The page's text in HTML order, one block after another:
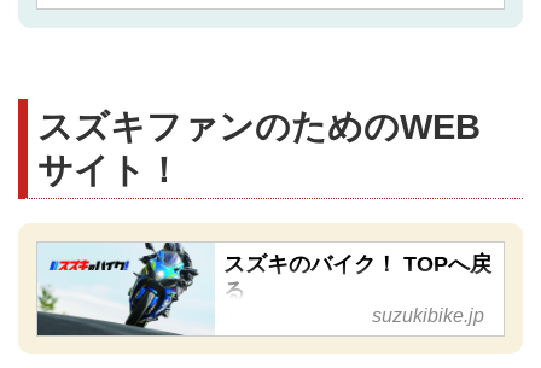
スズキファンのためのWEB
サイト！
スズキのバイク！ TOPへ戻
る
スズキが好き！ その気持ちを
応援したい。スズキのバイク
suzukibike.jp